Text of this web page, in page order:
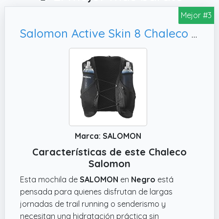
Mejor #3
Salomon Active Skin 8 Chaleco de Hidratación Trail Running Senderismo Trail Running Senderismo MTB Unisexo con frascos de hidratación incluidos, M
Marca: SALOMON
Características de este Chaleco
Salomon
Esta mochila de SALOMON en Negro está
pensada para quienes disfrutan de largas
jornadas de trail running o senderismo y
necesitan una hidratación práctica sin